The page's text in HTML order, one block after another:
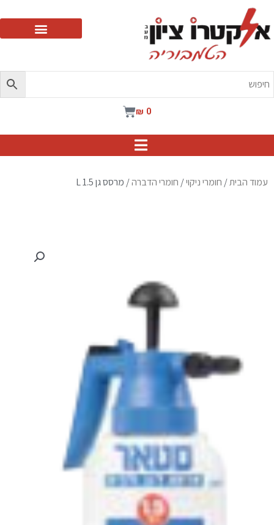
₪ 0
עגלת
עמוד הבית/ חומרי ניקוי/ חומרי הדברה/ מרסס גן 1.5 L